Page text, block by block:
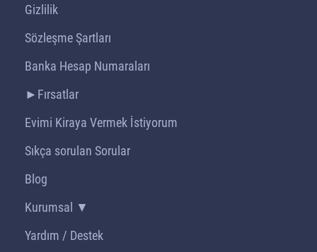
Gizlilik
Sözleşme Şartları
Banka Hesap Numaraları
►Fırsatlar
Evimi Kiraya Vermek İstiyorum
Sıkça sorulan Sorular
Blog
Kurumsal ▼
Yardım / Destek